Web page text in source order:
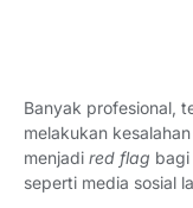
Banyak profesional,
melakukan
menjadi red flag bagi
seperti media sosial